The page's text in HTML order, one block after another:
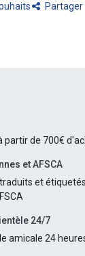
Partager
partir de 700€
et AFSCA
et
24/7
amicale 24